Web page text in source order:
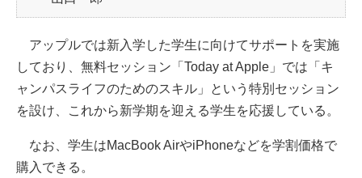
アップルでは新入学した学生に向けてサポートを実施
しており、無料セッション「Today at Apple」では「キ
ャンパスライフのためのスキル」という特別セッション
を設け、これから新学期を迎える学生を応援している。
なお、学生はMacBook AirやiPhoneなどを学割価格で
購入できる。